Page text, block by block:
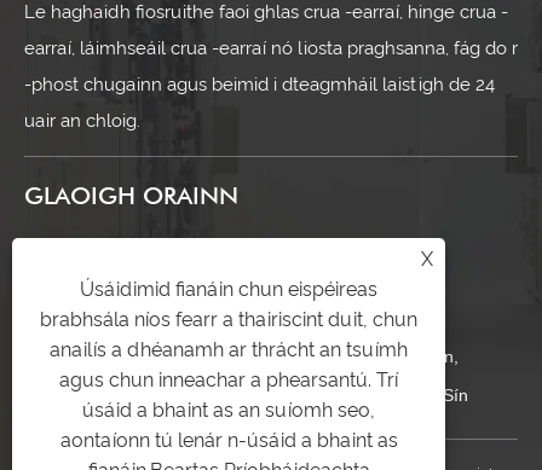
Le haghaidh fiosruithe faoi ghlas crua -earraí, hinge crua -
earraí, láimhseáil crua -earraí nó liosta praghsanna, fág do r
-phost chugainn agus beimid i dteagmháil laistigh de 24
uair an chloig.
GLAOIGH ORAINN
Uimh. 16, Bóthar Jingyun, Páirc Tionscail Jingshan,
Huanghua, Cathair Yueqing, Cúige Zhejiang, an tSín
X
Úsáidimid fianáin chun eispéireas
brabhsála níos fearr a thairiscint duit, chun
anailís a dhéanamh ar thrácht an tsuímh
agus chun inneachar a phearsantú. Trí
úsáid a bhaint as an suíomh seo,
aontaíonn tú lenár n-úsáid a bhaint as